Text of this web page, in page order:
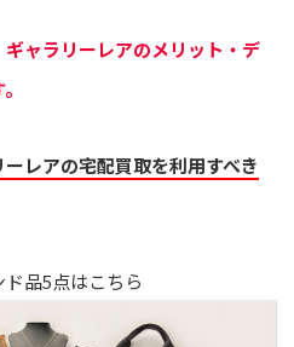
ャラリーレアのメリット・デ
ーレアの宅配買取を利用すべき
品5点はこちら